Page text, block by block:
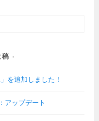
を追加しました！
アップデート